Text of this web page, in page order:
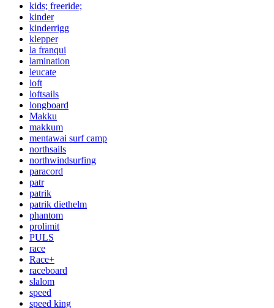
kids; freeride;
kinder
kinderrigg
klepper
la franqui
lamination
leucate
loft
loftsails
longboard
Makku
makkum
mentawai surf camp
northsails
northwindsurfing
paracord
patr
patrik
patrik diethelm
phantom
prolimit
PULS
race
Race+
raceboard
slalom
speed
speed king